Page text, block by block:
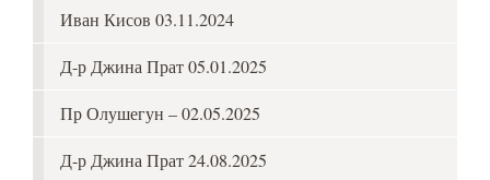
Иван Кисов 03.11.2024
Д-р Джина Прат 05.01.2025
Пр Олушегун – 02.05.2025
Д-р Джина Прат 24.08.2025